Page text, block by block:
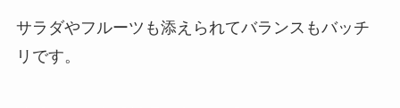
サラダやフルーツも添えられてバランスもバッチ
リです。